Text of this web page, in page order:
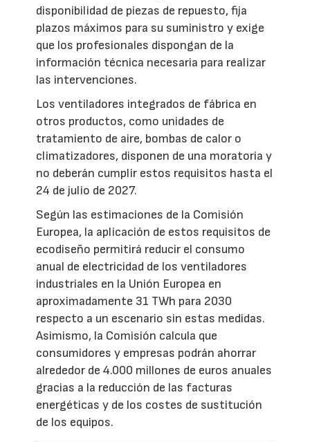
disponibilidad de piezas de repuesto, fija
plazos máximos para su suministro y exige
que los profesionales dispongan de la
información técnica necesaria para realizar
las intervenciones.
Los ventiladores integrados de fábrica en
otros productos, como unidades de
tratamiento de aire, bombas de calor o
climatizadores, disponen de una moratoria y
no deberán cumplir estos requisitos hasta el
24 de julio de 2027.
Según las estimaciones de la Comisión
Europea, la aplicación de estos requisitos de
ecodiseño permitirá reducir el consumo
anual de electricidad de los ventiladores
industriales en la Unión Europea en
aproximadamente 31 TWh para 2030
respecto a un escenario sin estas medidas.
Asimismo, la Comisión calcula que
consumidores y empresas podrán ahorrar
alrededor de 4.000 millones de euros anuales
gracias a la reducción de las facturas
energéticas y de los costes de sustitución
de los equipos.